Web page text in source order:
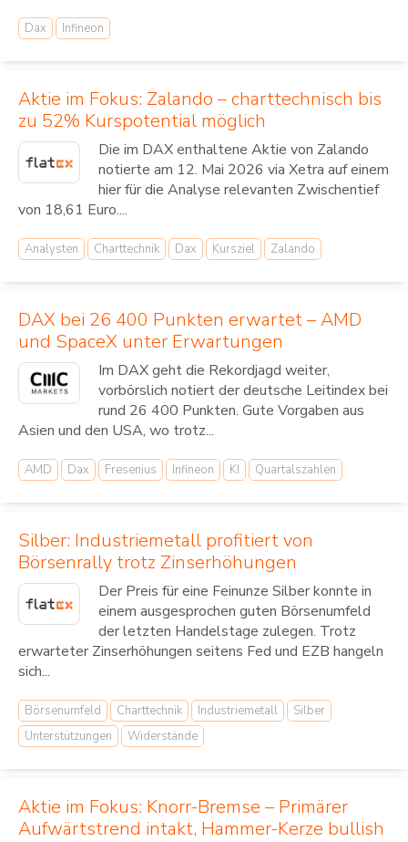
Dax Infineon
Aktie im Fokus: Zalando – charttechnisch bis
zu 52% Kurspotential möglich
Die im DAX enthaltene Aktie von Zalando
notierte am 12. Mai 2026 via Xetra auf einem
hier für die Analyse relevanten Zwischentief
von 18,61 Euro....
Analysten Charttechnik Dax Kursziel Zalando
DAX bei 26 400 Punkten erwartet – AMD
und SpaceX unter Erwartungen
Im DAX geht die Rekordjagd weiter,
vorbörslich notiert der deutsche Leitindex bei
rund 26 400 Punkten. Gute Vorgaben aus
Asien und den USA, wo trotz...
AMD Dax Fresenius Infineon KI Quartalszahlen
Silber: Industriemetall profitiert von
Börsenrally trotz Zinserhöhungen
Der Preis für eine Feinunze Silber konnte in
einem ausgesprochen guten Börsenumfeld
der letzten Handelstage zulegen. Trotz
erwarteter Zinserhöhungen seitens Fed und EZB hangeln
sich...
Börsenumfeld Charttechnik Industriemetall
Silber
Unterstützungen
Widerstände
Aktie im Fokus: Knorr-Bremse – Primärer
Aufwärtstrend intakt, Hammer-Kerze bullish